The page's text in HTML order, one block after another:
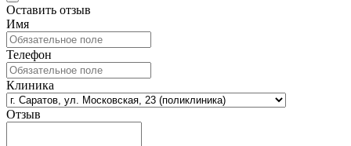
Оставить отзыв
Имя
Телефон
Клиника
Отзыв